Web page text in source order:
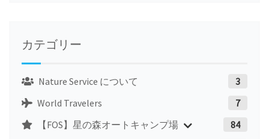
カテゴリー
Nature Service について
3
World Travelers
7
【FOS】星の森オートキャンプ場
84